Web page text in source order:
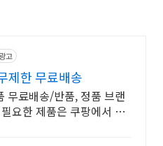
고
제한 무료배송
무료배송/반품, 정품 브랜
요한 제품은 쿠팡에서 더